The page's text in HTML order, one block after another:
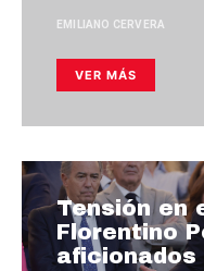
EMILIANO CERVERA
VER MÁS
Tensión en
Florentino
aficionados